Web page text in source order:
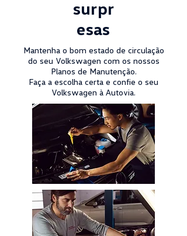
surpr
esas
Mantenha o bom estado de circulação
do seu Volkswagen com os nossos
Planos de Manutenção.
Faça a escolha certa e confie o seu
Volkswagen à Autovia.